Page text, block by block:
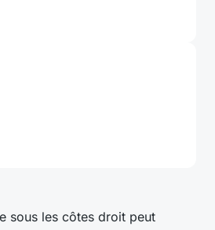
sous les côtes droit peut